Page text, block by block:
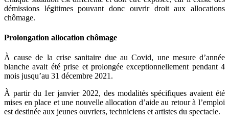
démissions légitimes pouvant donc ouvrir droit aux allocations
chômage.
Prolongation allocation chômage
À cause de la crise sanitaire due au Covid, une mesure d’année
blanche avait été prise et prolongée exceptionnellement pendant 4
mois jusqu’au 31 décembre 2021.
À partir du 1er janvier 2022, des modalités spécifiques avaient été
mises en place et une nouvelle allocation d’aide au retour à l’emploi
est destinée aux jeunes ouvriers, techniciens et artistes du spectacle.